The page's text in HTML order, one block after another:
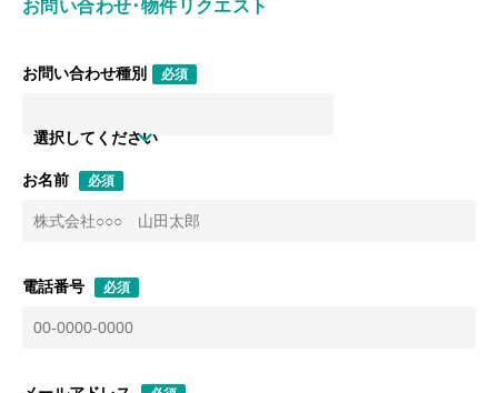
お問い合わせ･物件リクエスト
お問い合わせ種別 必須
選択してください
お名前 必須
電話番号 必須